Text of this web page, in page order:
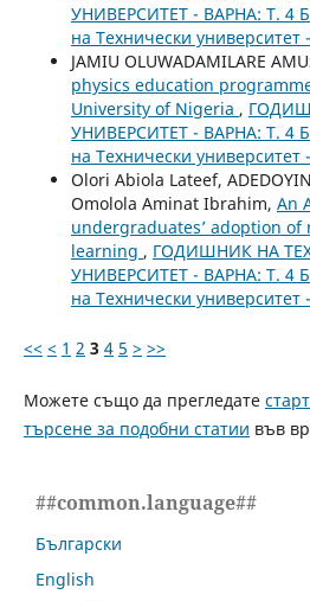
УНИВЕРСИТЕТ - ВАРНА: Т. 4
на Технически университет
JAMIU OLUWADAMILARE
physics education
University of Nigeria ,
УНИВЕРСИТЕТ - ВАРНА: Т. 4
на Технически университет
Olori Abiola Lateef, ADEDOYIN
Omolola Aminat Ibrahim, An
undergraduates’ adoption
learning , ГОДИШНИК НА
УНИВЕРСИТЕТ - ВАРНА: Т. 4
на Технически университет
<< < 1 2 3 4 5 > >>
Можете също да прегледате
търсене за подобни статии във
##common.language##
Български
English